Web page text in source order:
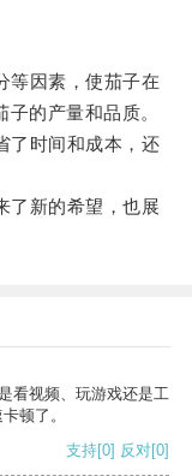
因素，使茄子在
的产量和品质。
时间和成本，还
新的希望，也展
看视频、玩游戏还是工
顿了。
支持[0] 反对[0]